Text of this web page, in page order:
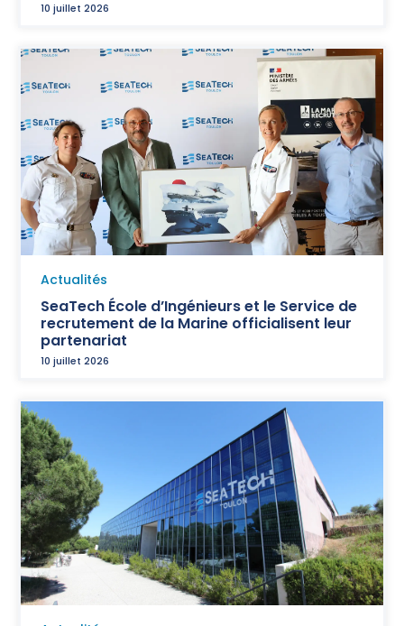
10 juillet 2026
Actualités
SeaTech École d’Ingénieurs et le Service de
recrutement de la Marine officialisent leur
partenariat
10 juillet 2026